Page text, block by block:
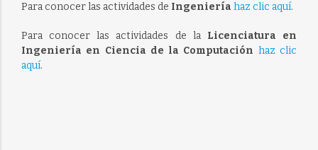
Para conocer las actividades de Ingeniería haz clic aquí.
Para conocer las actividades de laLicenciatura en
Ingeniería en Ciencia de la Computación haz clic
aquí.